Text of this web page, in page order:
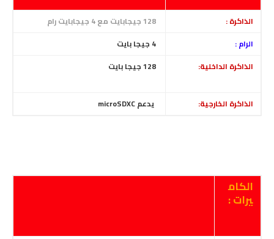
الذاكرة :
الرام :
جيجا بايت
الذاكرة الداخلية:
الذاكرة الخارجية: يدعم microSDXC
الكام
يرات :